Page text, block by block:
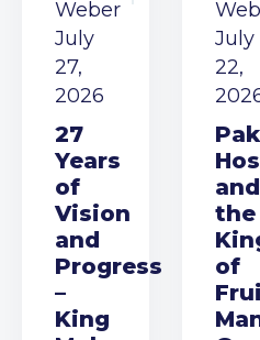
Weber
July
27,
2026
27
Years
of
Vision
and
Progress
–
King
July
22,
and
the
of